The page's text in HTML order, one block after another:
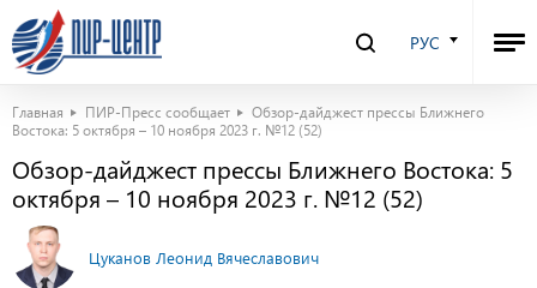
РУС
Главная ПИР-Пресс сообщает
Обзор-дайджест прессы Ближнего
Востока: 5 октября – 10 ноября 2023 г. №12 (52)
Обзор-дайджест прессы Ближнего Востока: 5
октября – 10 ноября 2023 г. №12 (52)
Цуканов Леонид Вячеславович